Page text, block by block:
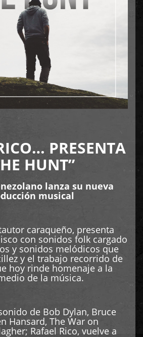
PRESENTA
HUNT”
lanza su nueva
musical
caraqueño, presenta
con sonidos folk cargado
y sonidos melódicos que
y el trabajo recorrido de
hoy rinde homenaje a la
de la música.
de Bob Dylan, Bruce
Hansard, The War on
Rafael Rico, vuelve a